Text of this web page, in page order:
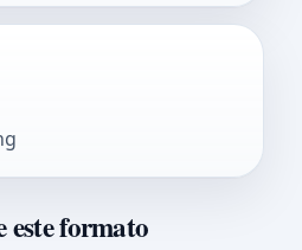
este formato